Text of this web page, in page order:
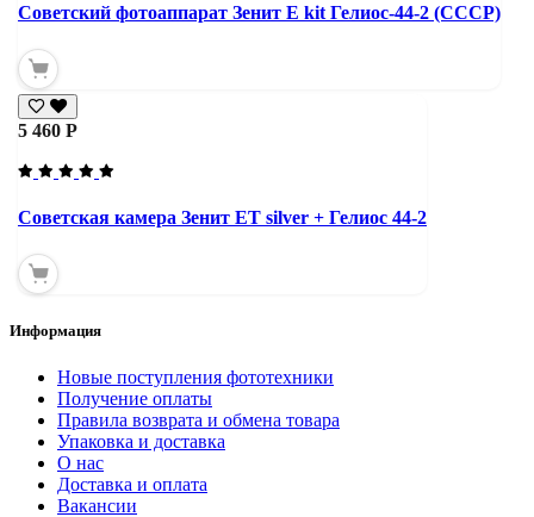
Советский фотоаппарат Зенит Е kit Гелиос-44-2 (СССР)
5 460 Р
Советская камера Зенит ЕТ silver + Гелиос 44-2
Информация
Новые поступления фототехники
Получение оплаты
Правила возврата и обмена товара
Упаковка и доставка
О нас
Доставка и оплата
Вакансии